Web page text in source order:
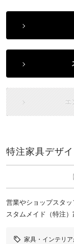
エ
特注家具デザ
営業やショップスタ
スタムメイド（特注）
家具・インテリ